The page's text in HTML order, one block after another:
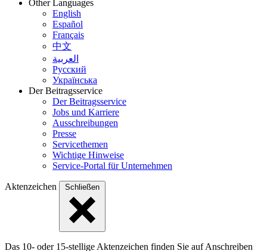
Other Languages
English
Español
Français
中文
العربية
Русский
Українська
Der Beitragsservice
Der Beitragsservice
Jobs und Karriere
Ausschreibungen
Presse
Servicethemen
Wichtige Hinweise
Service-Portal für Unternehmen
Aktenzeichen Schließen
Das 10- oder 15-stellige Akten­zeichen finden Sie auf Anschreiben